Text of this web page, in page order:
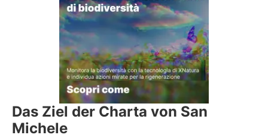
Das Ziel der Charta von San
Michele